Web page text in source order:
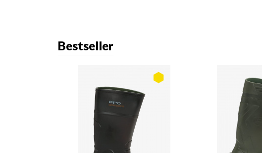
Bestseller